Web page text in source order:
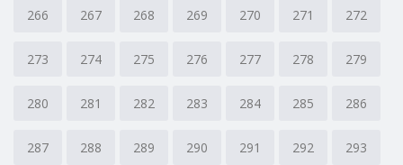
266 267 268 269 270 271 272
273 274 275 276 277 278 279
280 281 282 283 284 285 286
287 288 289 290 291 292 293